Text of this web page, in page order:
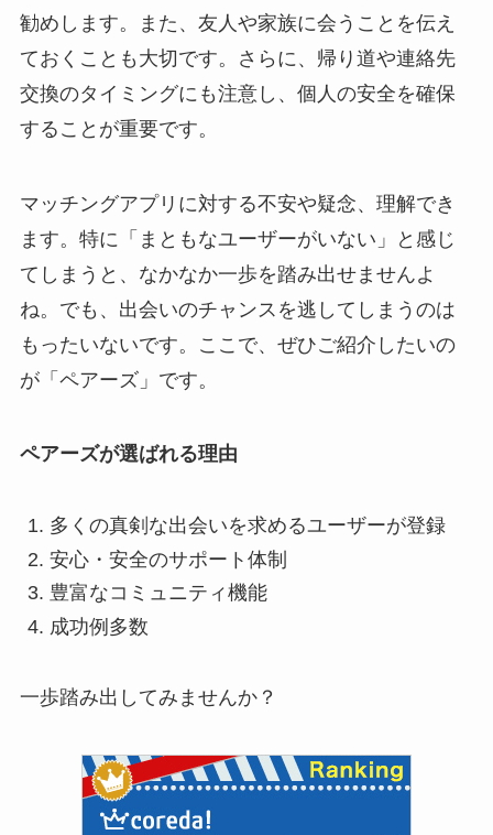
勧めします。また、友人や家族に会うことを伝え
ておくことも大切です。さらに、帰り道や連絡先
交換のタイミングにも注意し、個人の安全を確保
することが重要です。
マッチングアプリに対する不安や疑念、理解でき
ます。特に「まともなユーザーがいない」と感じ
てしまうと、なかなか一歩を踏み出せませんよ
ね。でも、出会いのチャンスを逃してしまうのは
もったいないです。ここで、ぜひご紹介したいの
が「ペアーズ」です。
ペアーズが選ばれる理由
多くの真剣な出会いを求めるユーザーが登録
安心・安全のサポート体制
豊富なコミュニティ機能
成功例多数
一歩踏み出してみませんか？